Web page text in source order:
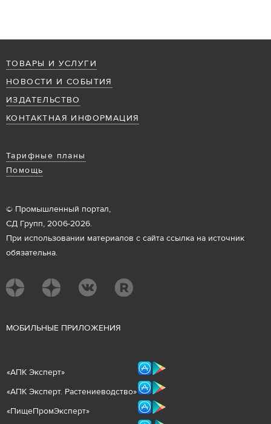
ТОВАРЫ И УСЛУГИ
НОВОСТИ И СОБЫТИЯ
ИЗДАТЕЛЬСТВО
КОНТАКТНАЯ ИНФОРМАЦИЯ
Тарифные планы
Помощь
© Промышленный портал,
СД Групп, 2006-2026.
При использовании материалов с сайта ссылка на источник
обязательна.
МОБИЛЬНЫЕ ПРИЛОЖЕНИЯ
«АПК Эксперт»
«АПК Эксперт. Растениеводство»
«ПищеПромЭксперт»